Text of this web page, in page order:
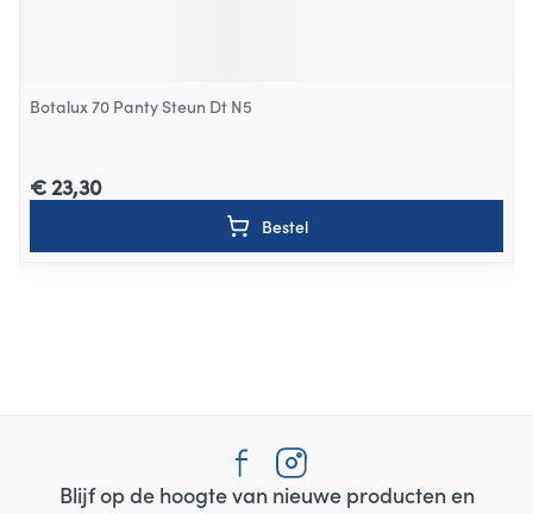
Botalux 70 Panty Steun Dt N5
€ 23,30
Bestel
Blijf op de hoogte van nieuwe producten en